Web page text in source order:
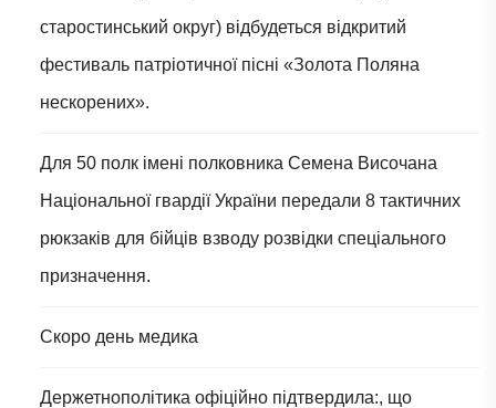
старостинський округ) відбудеться відкритий
фестиваль патріотичної пісні «Золота Поляна
нескорених».
Для 50 полк імені полковника Семена Височана
Національної гвардії України передали 8 тактичних
рюкзаків для бійців взводу розвідки спеціального
призначення.
Скоро день медика
Держетнополітика офіційно підтвердила:, що